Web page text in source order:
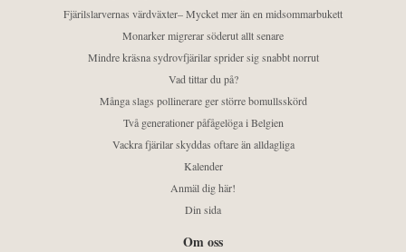
Fjärilslarvernas värdväxter– Mycket mer än en midsommarbukett
Monarker migrerar söderut allt senare
Mindre kräsna sydrovfjärilar sprider sig snabbt norrut
Vad tittar du på?
Många slags pollinerare ger större bomullsskörd
Två generationer påfågelöga i Belgien
Vackra fjärilar skyddas oftare än alldagliga
Kalender
Anmäl dig här!
Din sida
Om oss